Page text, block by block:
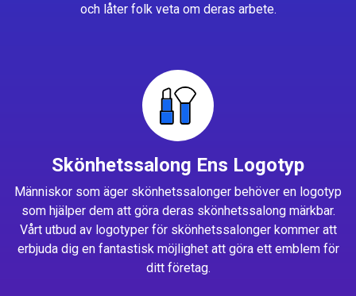
och låter folk veta om deras arbete.
Skönhetssalong Ens Logotyp
Människor som äger skönhetssalonger behöver en logotyp
som hjälper dem att göra deras skönhetssalong märkbar.
Vårt utbud av logotyper för skönhetssalonger kommer att
erbjuda dig en fantastisk möjlighet att göra ett emblem för
ditt företag.